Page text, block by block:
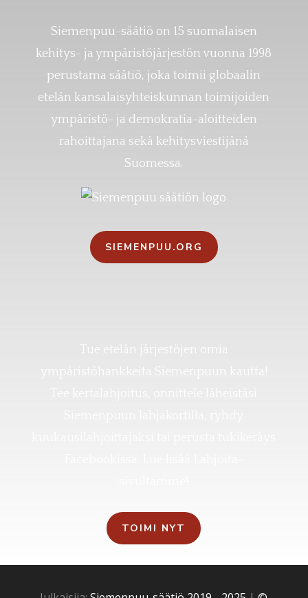
Siemenpuu-säätiö on 15 suomalaisen
kehitys- ja ympäristöjärjestön vuonna 1998
perustama säätiö, joka toimii globaalin
etelän kansalaisyhteiskunnan toimijoiden
ympäristö- ja demokratia-aloitteiden
rahoittajana sekä kehitysviestijänä
Suomessa.
SIEMENPUU.ORG
Tue etelän järjestöjen omia
TOIMI NYT